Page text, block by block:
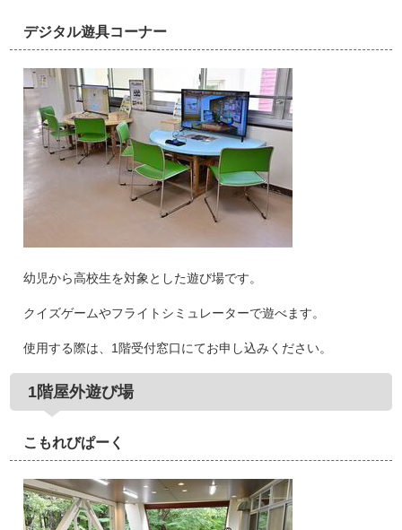
デジタル遊具コーナー
幼児から高校生を対象とした遊び場です。
クイズゲームやフライトシミュレーターで遊べます。
使用する際は、1階受付窓口にてお申し込みください。
1階屋外遊び場
こもれびぱーく